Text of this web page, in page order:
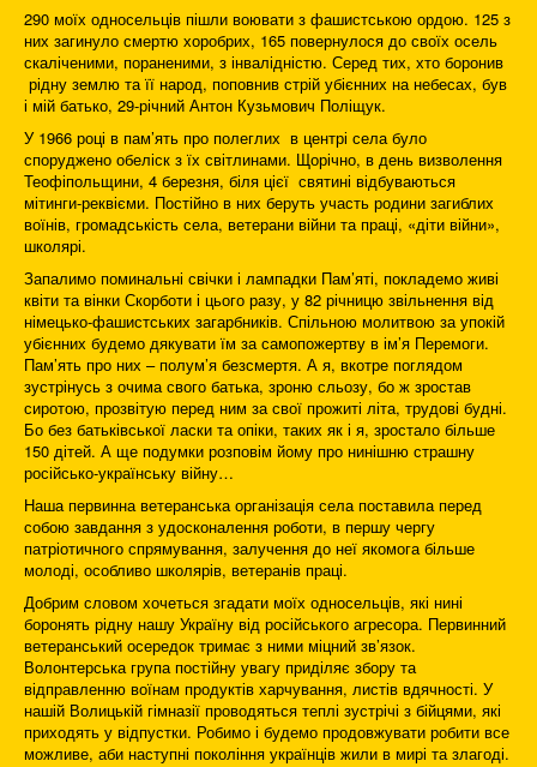
290 моїх односельців пішли воювати з фашистською ордою. 125 з
них загинуло смертю хоробрих, 165 повернулося до своїх осель
скаліченими, пораненими, з інвалідністю. Серед тих, хто боронив
рідну землю та її народ, поповнив стрій убієнних на небесах, був
і мій батько, 29-річний Антон Кузьмович Поліщук.
У 1966 році в пам’ять про полеглих в центрі села було
споруджено обеліск з їх світлинами. Щорічно, в день визволення
Теофіпольщини, 4 березня, біля цієї святині відбуваються
мітинги-реквієми. Постійно в них беруть участь родини загиблих
воїнів, громадськість села, ветерани війни та праці, «діти війни»,
школярі.
Запалимо поминальні свічки і лампадки Пам’яті, покладемо живі
квіти та вінки Скорботи і цього разу, у 82 річницю звільнення від
німецько-фашистських загарбників. Спільною молитвою за упокій
убієнних будемо дякувати їм за самопожертву в ім’я Перемоги.
Пам’ять про них – полум’я безсмертя. А я, вкотре поглядом
зустрінусь з очима свого батька, зроню сльозу, бо ж зростав
сиротою, прозвітую перед ним за свої прожиті літа, трудові будні.
Бо без батьківської ласки та опіки, таких як і я, зростало більше
150 дітей. А ще подумки розповім йому про нинішню страшну
російсько-українську війну…
Наша первинна ветеранська організація села поставила перед
собою завдання з удосконалення роботи, в першу чергу
патріотичного спрямування, залучення до неї якомога більше
молоді, особливо школярів, ветеранів праці.
Добрим словом хочеться згадати моїх односельців, які нині
боронять рідну нашу Україну від російського агресора. Первинний
ветеранський осередок тримає з ними міцний зв’язок.
Волонтерська група постійну увагу приділяє збору та
відправленню воїнам продуктів харчування, листів вдячності. У
нашій Волицькій гімназії проводяться теплі зустрічі з бійцями, які
приходять у відпустки. Робимо і будемо продовжувати робити все
можливе, аби наступні покоління українців жили в мирі та злагоді.